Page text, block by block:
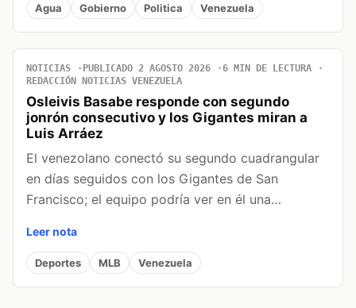
Agua Gobierno Politica Venezuela
NOTICIAS PUBLICADO 2 AGOSTO 2026
6 MIN DE LECTURA
REDACCIÓN NOTICIAS VENEZUELA
Osleivis Basabe responde con segundo
jonrón consecutivo y los Gigantes miran a
Luis Arráez
El venezolano conectó su segundo cuadrangular
en días seguidos con los Gigantes de San
Francisco; el equipo podría ver en él una…
Leer nota
Deportes MLB Venezuela